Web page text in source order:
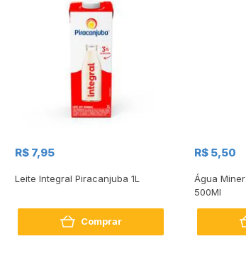
R$ 7,95
Leite Integral Piracanjuba 1L
Comprar
R$ 5,50
Água
500Ml